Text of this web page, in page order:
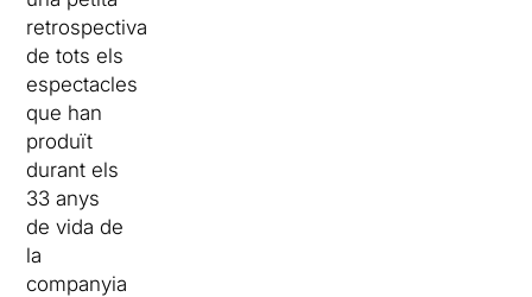
retrospectiva
de tots els
espectacles
que han
produït
durant els
33 anys
de vida de
la
companyia